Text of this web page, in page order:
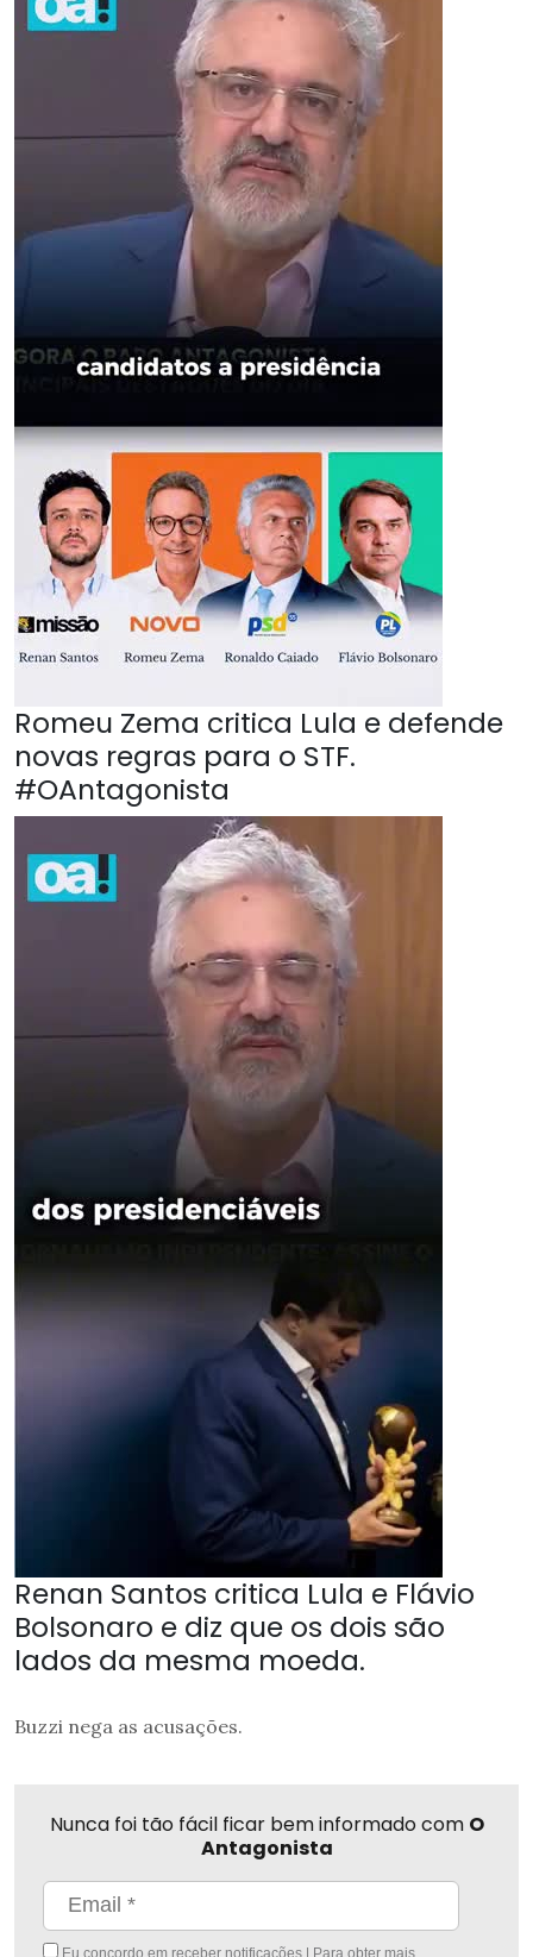
Romeu Zema critica Lula e defende
novas regras para o STF.
#OAntagonista
Renan Santos critica Lula e Flávio
Bolsonaro e diz que os dois são
lados da mesma moeda.
Buzzi nega as acusações.
Nunca foi tão fácil ficar bem informado com O
Antagonista
Eu concordo em receber notificações | Para obter mais